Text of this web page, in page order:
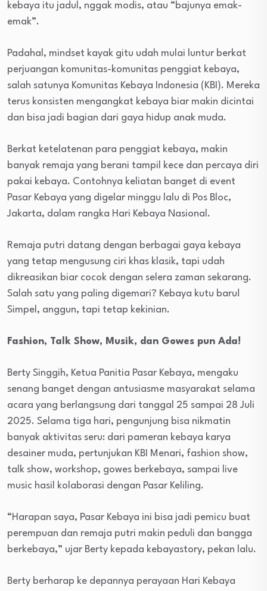
kebaya itu jadul, nggak modis, atau “bajunya emak-
emak”.
Padahal, mindset kayak gitu udah mulai luntur berkat
perjuangan komunitas-komunitas penggiat kebaya,
salah satunya Komunitas Kebaya Indonesia (KBI). Mereka
terus konsisten mengangkat kebaya biar makin dicintai
dan bisa jadi bagian dari gaya hidup anak muda.
Berkat ketelatenan para penggiat kebaya, makin
banyak remaja yang berani tampil kece dan percaya diri
pakai kebaya. Contohnya keliatan banget di event
Pasar Kebaya yang digelar minggu lalu di Pos Bloc,
Jakarta, dalam rangka Hari Kebaya Nasional.
Remaja putri datang dengan berbagai gaya kebaya
yang tetap mengusung ciri khas klasik, tapi udah
dikreasikan biar cocok dengan selera zaman sekarang.
Salah satu yang paling digemari? Kebaya kutu baru!
Simpel, anggun, tapi tetap kekinian.
Fashion, Talk Show, Musik, dan Gowes pun Ada!
Berty Singgih, Ketua Panitia Pasar Kebaya, mengaku
senang banget dengan antusiasme masyarakat selama
acara yang berlangsung dari tanggal 25 sampai 28 Juli
2025. Selama tiga hari, pengunjung bisa nikmatin
banyak aktivitas seru: dari pameran kebaya karya
desainer muda, pertunjukan KBI Menari, fashion show,
talk show, workshop, gowes berkebaya, sampai live
music hasil kolaborasi dengan Pasar Keliling.
“Harapan saya, Pasar Kebaya ini bisa jadi pemicu buat
perempuan dan remaja putri makin peduli dan bangga
berkebaya,” ujar Berty kepada kebayastory, pekan lalu.
Berty berharap ke depannya perayaan Hari Kebaya